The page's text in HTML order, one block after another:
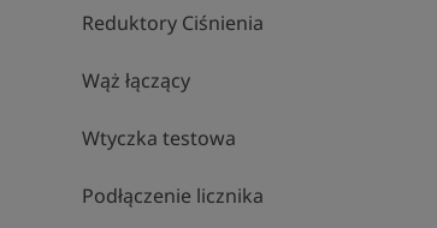
Reduktory Ciśnienia
Wąż łączący
Wtyczka testowa
Podłączenie licznika